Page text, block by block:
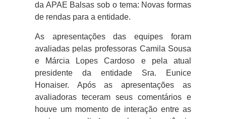
da APAE Balsas sob o tema: Novas formas
de rendas para a entidade.
As apresentações das equipes foram
avaliadas pelas professoras Camila Sousa
e Márcia Lopes Cardoso e pela atual
presidente da entidade Sra. Eunice
Honaiser. Após as apresentações as
avaliadoras teceram seus comentários e
houve um momento de interação entre as